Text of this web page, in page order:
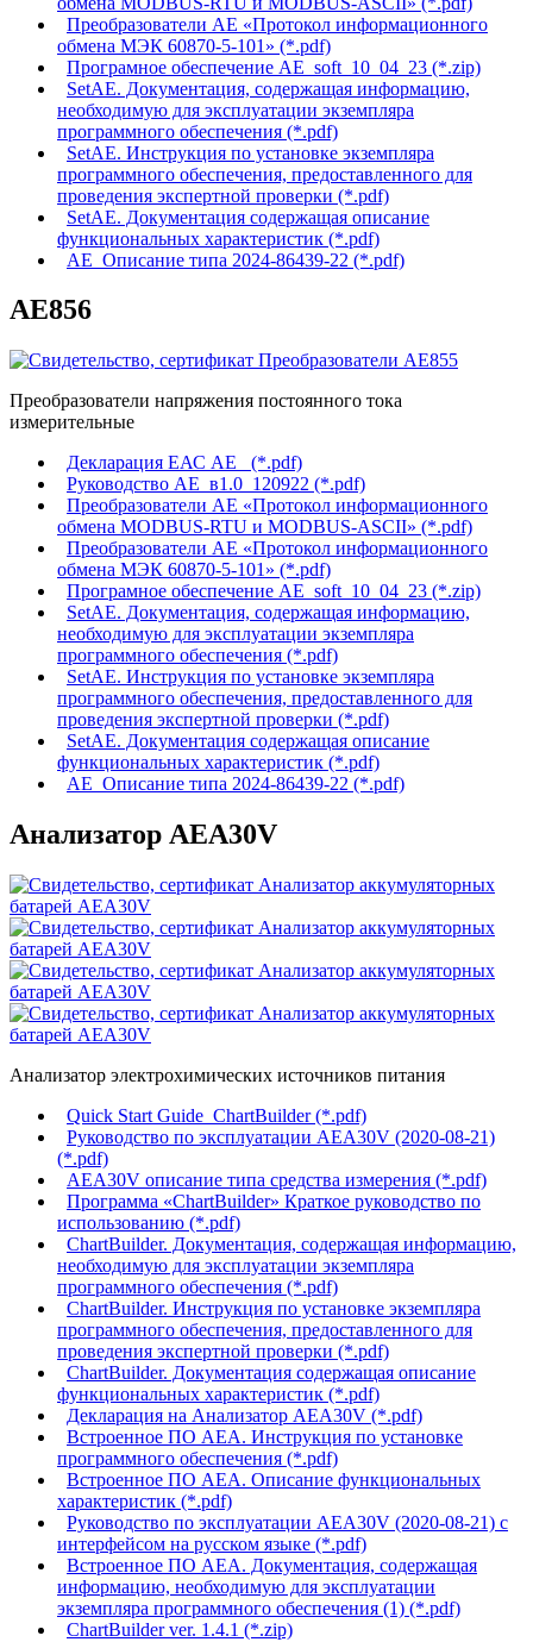
Преобразователи АЕ «Протокол информационного
обмена МЭК 60870-5-101» (*.pdf)
Програмное обеспечение AE_soft_10_04_23 (*.zip)
SetAE. Документация, содержащая информацию,
необходимую для эксплуатации экземпляра
программного обеспечения (*.pdf)
SetAE. Инструкция по установке экземпляра
программного обеспечения, предоставленного для
проведения экспертной проверки (*.pdf)
SetAE. Документация содержащая описание
функциональных характеристик (*.pdf)
АЕ_Описание типа 2024-86439-22 (*.pdf)
АЕ856
Преобразователи напряжения постоянного тока
измерительные
Декларация ЕАС АЕ_ (*.pdf)
Руководство АЕ_в1.0_120922 (*.pdf)
Преобразователи АЕ «Протокол информационного
обмена MODBUS-RTU и MODBUS-ASCII» (*.pdf)
Преобразователи АЕ «Протокол информационного
обмена МЭК 60870-5-101» (*.pdf)
Програмное обеспечение AE_soft_10_04_23 (*.zip)
SetAE. Документация, содержащая информацию,
необходимую для эксплуатации экземпляра
программного обеспечения (*.pdf)
SetAE. Инструкция по установке экземпляра
программного обеспечения, предоставленного для
проведения экспертной проверки (*.pdf)
SetAE. Документация содержащая описание
функциональных характеристик (*.pdf)
АЕ_Описание типа 2024-86439-22 (*.pdf)
Анализатор АЕA30V
Анализатор электрохимических источников питания
Quick Start Guide_ChartBuilder (*.pdf)
Руководство по эксплуатации AEA30V (2020-08-21)
(*.pdf)
AEA30V описание типа средства измерения (*.pdf)
Программа «ChartBuilder» Краткое руководство по
использованию (*.pdf)
ChartBuilder. Документация, содержащая информацию,
необходимую для эксплуатации экземпляра
программного обеспечения (*.pdf)
ChartBuilder. Инструкция по установке экземпляра
программного обеспечения, предоставленного для
проведения экспертной проверки (*.pdf)
ChartBuilder. Документация содержащая описание
функциональных характеристик (*.pdf)
Декларация на Анализатор AEA30V (*.pdf)
Встроенное ПО АЕА. Инструкция по установке
программного обеспечения (*.pdf)
Встроенное ПО АЕА. Описание функциональных
характеристик (*.pdf)
Руководство по эксплуатации AEA30V (2020-08-21) с
интерфейсом на русском языке (*.pdf)
Встроенное ПО АЕА. Документация, содержащая
информацию, необходимую для эксплуатации
экземпляра программного обеспечения (1) (*.pdf)
ChartBuilder ver. 1.4.1 (*.zip)